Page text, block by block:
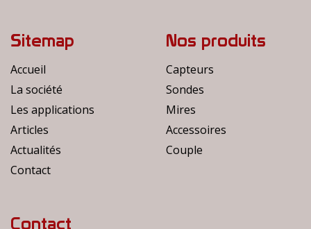
Sitemap
Accueil
La société
Les applications
Articles
Actualités
Contact
Nos produits
Capteurs
Sondes
Mires
Accessoires
Couple
Contact